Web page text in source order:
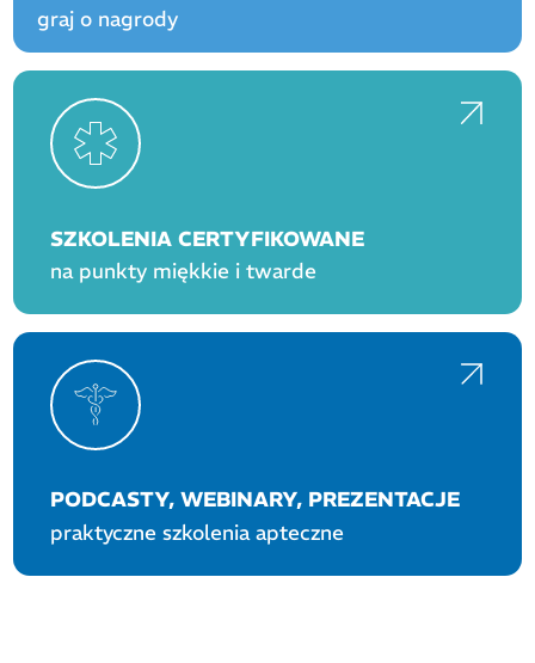
graj o nagrody
SZKOLENIA CERTYFIKOWANE
na punkty miękkie i twarde
PODCASTY, WEBINARY, PREZENTACJE
praktyczne szkolenia apteczne